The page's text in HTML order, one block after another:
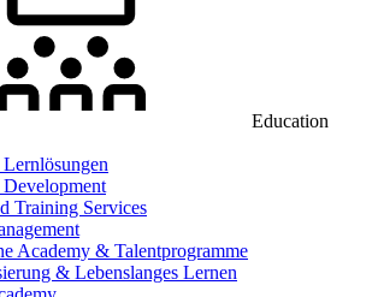
Education
Training Services
Academy & Talentprogramme
& Lebenslanges Lernen